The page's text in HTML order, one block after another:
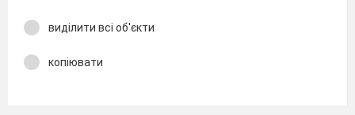
виділити всі об'єкти
копіювати